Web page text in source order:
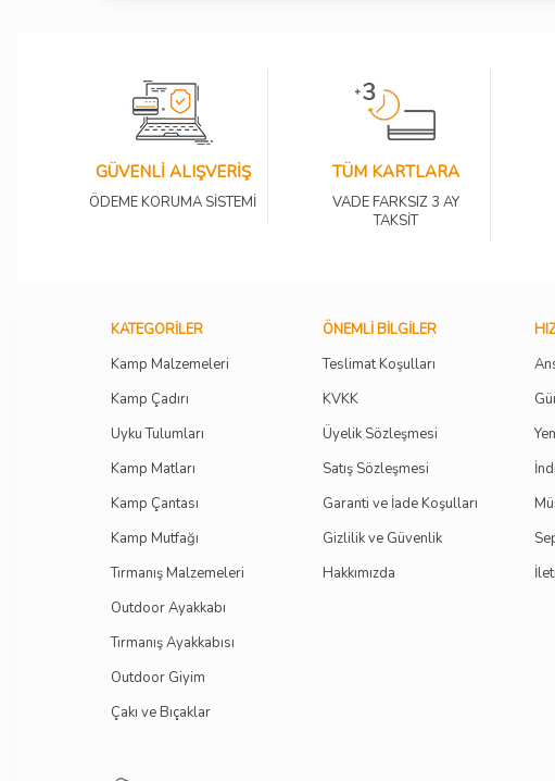
GÜVENLİ ALIŞVERİŞ
ÖDEME KORUMA SİSTEMİ
TÜM KARTLARA
VADE FARKSIZ 3 AY
TAKSİT
KATEGORILER
Kamp Malzemeleri
Kamp Çadırı
Uyku Tulumları
Kamp Matları
Kamp Çantası
Kamp Mutfağı
Tırmanış Malzemeleri
Outdoor Ayakkabı
Tırmanış Ayakkabısı
Outdoor Giyim
Çakı ve Bıçaklar
ÖNEMLI BILGILER
Teslimat Koşulları
KVKK
Üyelik Sözleşmesi
Satış Sözleşmesi
Garanti ve İade Koşulları
Gizlilik ve Güvenlik
Hakkımızda